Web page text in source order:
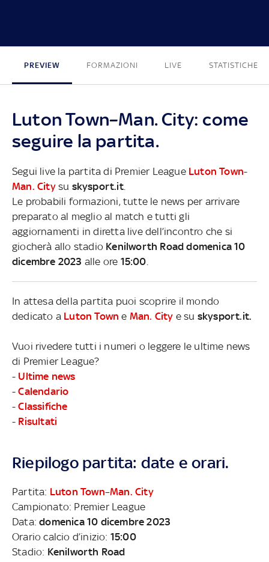
PREVIEW FORMAZIONI LIVE STATISTICHE
Luton Town–Man. City: come
seguire la partita.
Segui live la partita di Premier League Luton Town-
Man. Citysu skysport.it.
Le probabili formazioni, tutte le news per arrivare
preparato al meglio al match e tutti gli
aggiornamenti in diretta live dell’incontro che si
giocherà allo stadio Kenilworth Road domenica 10
dicembre 2023 alle ore 15:00
In attesa della partita puoi scoprire il mondo
dedicato a Luton Town e Man. City e su skysport.it.
Vuoi rivedere tutti i numeri o leggere le ultime news
di Premier League?
- Ultime news
-Calendario
-Classifiche
- Risultati
Riepilogo partita: date e orari.
Partita: Luton Town–Man. City
Campionato: Premier League
Data:domenica 10 dicembre 2023
Orario calcio d’inizio: 15:00
Stadio: Kenilworth Road